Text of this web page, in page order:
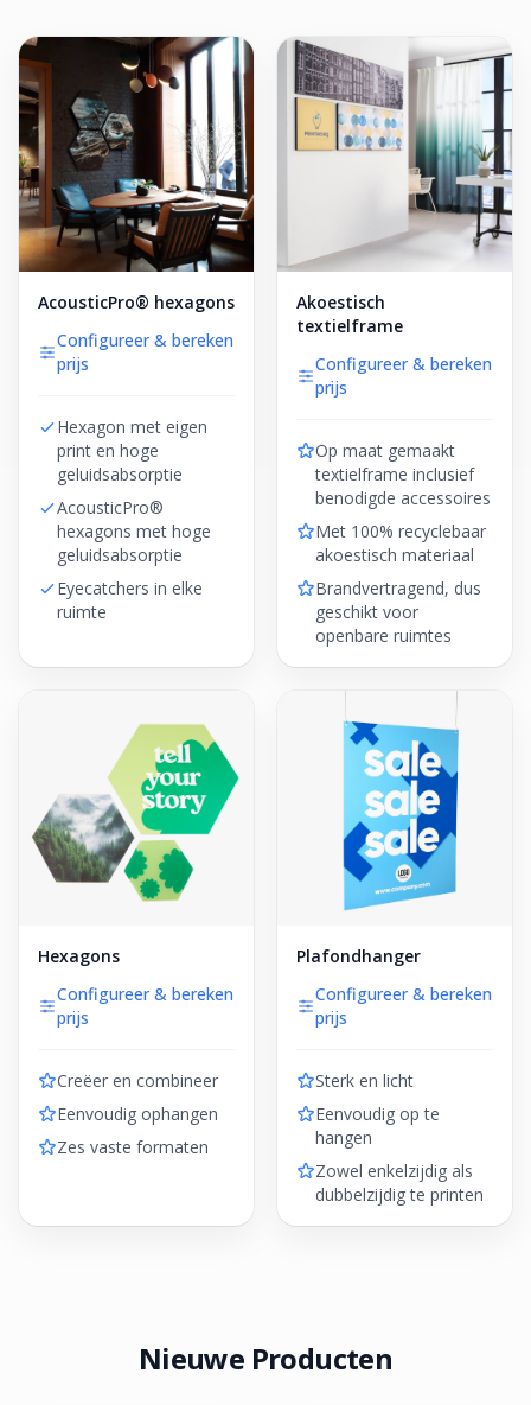
AcousticPro® hexagons
Configureer & bereken
prijs
Hexagon met eigen
print en hoge
geluidsabsorptie
AcousticPro®
hexagons met hoge
geluidsabsorptie
Eyecatchers in elke
ruimte
Akoestisch
textielframe
Configureer & bereken
prijs
Op maat gemaakt
textielframe inclusief
benodigde accessoires
Met 100% recyclebaar
akoestisch materiaal
Brandvertragend, dus
geschikt voor
openbare ruimtes
Hexagons
Configureer & bereken
prijs
Creëer en combineer
Eenvoudig ophangen
Zes vaste formaten
Plafondhanger
Configureer & bereken
prijs
Sterk en licht
Eenvoudig op te
hangen
Zowel enkelzijdig als
dubbelzijdig te printen
Nieuwe Producten